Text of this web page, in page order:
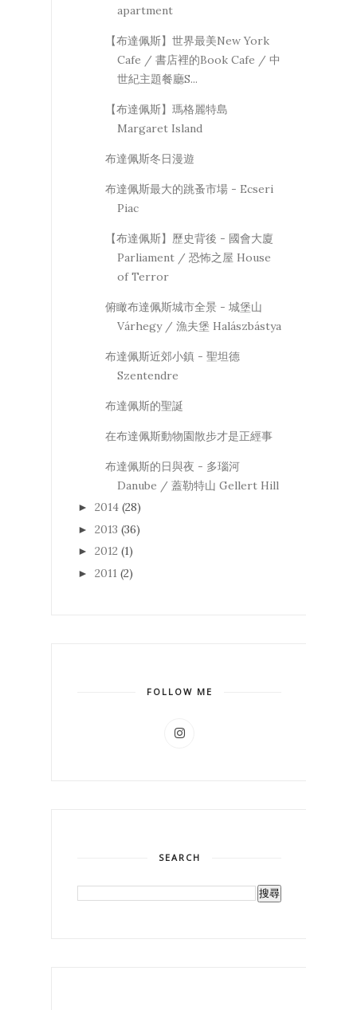
apartment
【布達佩斯】世界最美New York
Cafe / 書店裡的Book Cafe / 中
世紀主題餐廳S...
【布達佩斯】瑪格麗特島
Margaret Island
布達佩斯冬日漫遊
布達佩斯最大的跳蚤市場 - Ecseri
Piac
【布達佩斯】歷史背後 - 國會大廈
Parliament / 恐怖之屋 House
of Terror
俯瞰布達佩斯城市全景 - 城堡山
Várhegy / 漁夫堡 Halászbástya
布達佩斯近郊小鎮 - 聖坦德
Szentendre
布達佩斯的聖誕
在布達佩斯動物園散步才是正經事
布達佩斯的日與夜 - 多瑙河
Danube / 蓋勒特山 Gellert Hill
► 2014 (28)
► 2013 (36)
► 2012 (1)
► 2011 (2)
FOLLOW ME
SEARCH